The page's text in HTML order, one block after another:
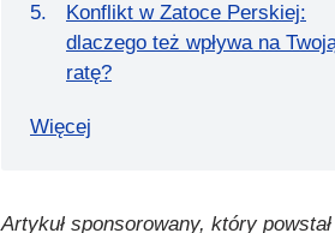
Konflikt w Zatoce Perskiej:
dlaczego też wpływa na
ratę?
Więcej
Artykuł sponsorowany, który